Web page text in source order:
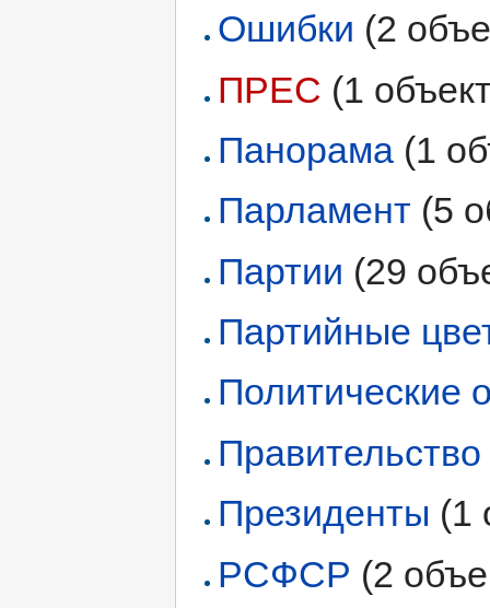
Ошибки (2
ПРЕС (1
Панорама (1
Парламент (5
Партии (29
Партийные
Политические
Правительство
Президенты (1
РСФСР (2